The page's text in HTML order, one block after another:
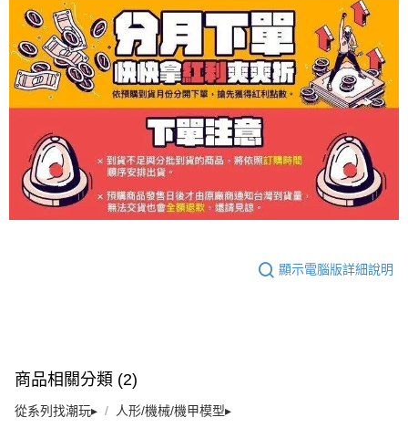
顯示電腦版詳細說明
商品相關分類 (2)
從系列找潮玩▸ 人形/機械/機甲模型▸